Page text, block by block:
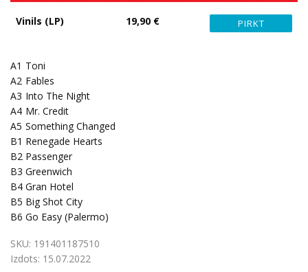
Vinils (LP) 19,90 €
A1 Toni
A2 Fables
A3 Into The Night
A4 Mr. Credit
A5 Something Changed
B1 Renegade Hearts
B2 Passenger
B3 Greenwich
B4 Gran Hotel
B5 Big Shot City
B6 Go Easy (Palermo)
SKU: 191401187510
Izdots: 15.07.2022